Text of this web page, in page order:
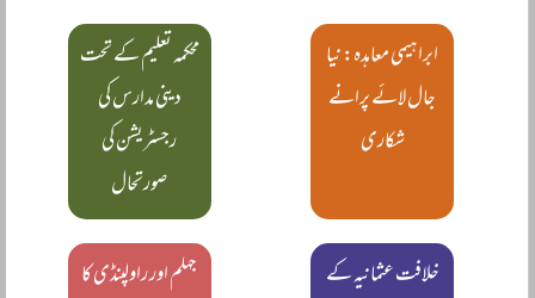
ابراہیمی معاہدہ: نیا
جال لائے پرانے
شکاری
محکمہ تعلیم کے تحت
دینی مدارس کی
رجسٹریشن کی
صورتحال
خلافت عثمانیہ کے
جہلم اور راولپنڈی کا